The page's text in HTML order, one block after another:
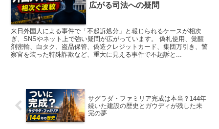
広がる司法への疑問
来日外国人による事件で「不起訴処分」と報じられるケースが相次
ぎ、SNSやネット上で強い疑問が広がっています。 偽札使用、覚醒
剤密輸、白タク、盗品保管、偽造クレジットカード、集団万引き、警
察官を装った特殊詐欺など、重大に見える事件で不起訴と...
サグラダ・ファミリア完成は本当？144年
続いた建設の歴史とガウディが残した未
完の夢